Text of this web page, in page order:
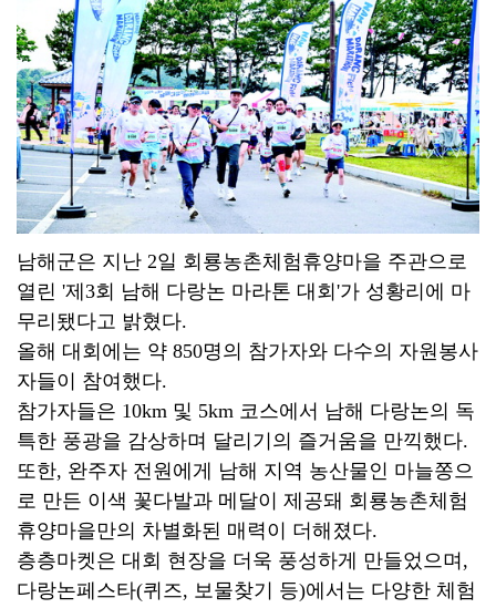
남해군은 지난 2일 회룡농촌체험휴양마을 주관으로
열린 '제3회 남해 다랑논 마라톤 대회'가 성황리에 마
무리됐다고 밝혔다.
올해 대회에는 약 850명의 참가자와 다수의 자원봉사
자들이 참여했다.
참가자들은 10km 및 5km 코스에서 남해 다랑논의 독
특한 풍광을 감상하며 달리기의 즐거움을 만끽했다.
또한, 완주자 전원에게 남해 지역 농산물인 마늘쫑으
로 만든 이색 꽃다발과 메달이 제공돼 회룡농촌체험
휴양마을만의 차별화된 매력이 더해졌다.
층층마켓은 대회 현장을 더욱 풍성하게 만들었으며,
다랑논페스타(퀴즈, 보물찾기 등)에서는 다양한 체험